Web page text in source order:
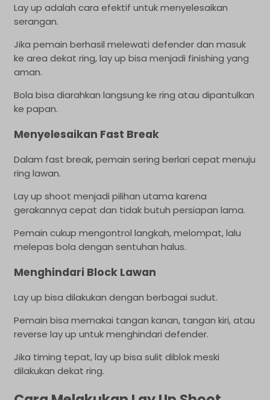
Lay up adalah cara efektif untuk menyelesaikan
serangan.
Jika pemain berhasil melewati defender dan masuk
ke area dekat ring, lay up bisa menjadi finishing yang
aman.
Bola bisa diarahkan langsung ke ring atau dipantulkan
ke papan.
Menyelesaikan Fast Break
Dalam fast break, pemain sering berlari cepat menuju
ring lawan.
Lay up shoot menjadi pilihan utama karena
gerakannya cepat dan tidak butuh persiapan lama.
Pemain cukup mengontrol langkah, melompat, lalu
melepas bola dengan sentuhan halus.
Menghindari Block Lawan
Lay up bisa dilakukan dengan berbagai sudut.
Pemain bisa memakai tangan kanan, tangan kiri, atau
reverse lay up untuk menghindari defender.
Jika timing tepat, lay up bisa sulit diblok meski
dilakukan dekat ring.